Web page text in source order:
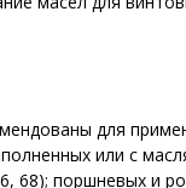
для
или с
68); поршневых и